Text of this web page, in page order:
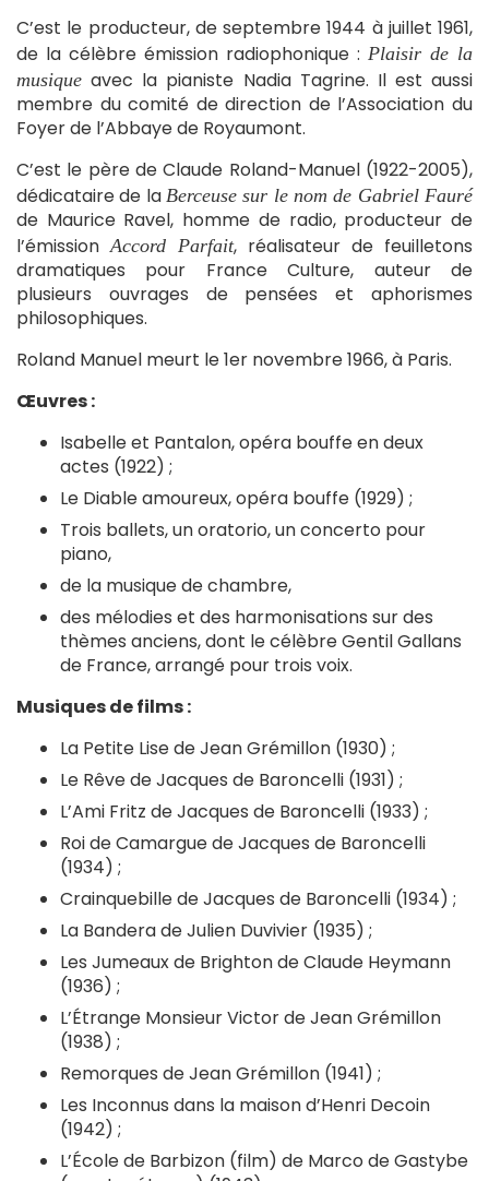
C’est le producteur, de septembre 1944 à juillet 1961,
de la célèbre émission radiophonique : Plaisir de la
musique avec la pianiste Nadia Tagrine. Il est aussi
membre du comité de direction de l’Association du
Foyer de l’Abbaye de Royaumont.
C’est le père de Claude Roland-Manuel (1922-2005),
dédicataire de la Berceuse sur le nom de Gabriel Fauré
de Maurice Ravel, homme de radio, producteur de
l’émissionAccord Parfait, réalisateur de feuilletons
dramatiques pour France Culture, auteur de
plusieurs ouvrages de pensées et aphorismes
philosophiques.
Roland Manuel meurt le 1er novembre 1966, à Paris.
Œuvres :
Isabelle et Pantalon, opéra bouffe en deux
actes (1922) ;
Le Diable amoureux, opéra bouffe (1929) ;
Trois ballets, un oratorio, un concerto pour
piano,
de la musique de chambre,
des mélodies et des harmonisations sur des
thèmes anciens, dont le célèbre Gentil Gallans
de France, arrangé pour trois voix.
Musiques de films :
La Petite Lise de Jean Grémillon (1930) ;
Le Rêve de Jacques de Baroncelli (1931) ;
L’Ami Fritz de Jacques de Baroncelli (1933) ;
Roi de Camargue de Jacques de Baroncelli
(1934) ;
Crainquebille de Jacques de Baroncelli (1934) ;
La Bandera de Julien Duvivier (1935) ;
Les Jumeaux de Brighton de Claude Heymann
(1936) ;
L’Étrange Monsieur Victor de Jean Grémillon
(1938) ;
Remorques de Jean Grémillon (1941) ;
Les Inconnus dans la maison d’Henri Decoin
(1942) ;
L’École de Barbizon (film) de Marco de Gastybe